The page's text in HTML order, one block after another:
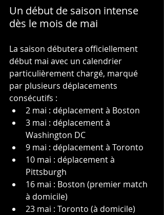
Un début de saison intense
dès le mois de mai
La saison débutera officiellement
début mai avec un calendrier
particulièrement chargé, marqué
par plusieurs déplacements
consécutifs :
2 mai : déplacement à Boston
3 mai : déplacement à
Washington DC
9 mai : déplacement à Toronto
10 mai : déplacement à
Pittsburgh
16 mai : Boston (premier match
à domicile)
23 mai : Toronto (à domicile)